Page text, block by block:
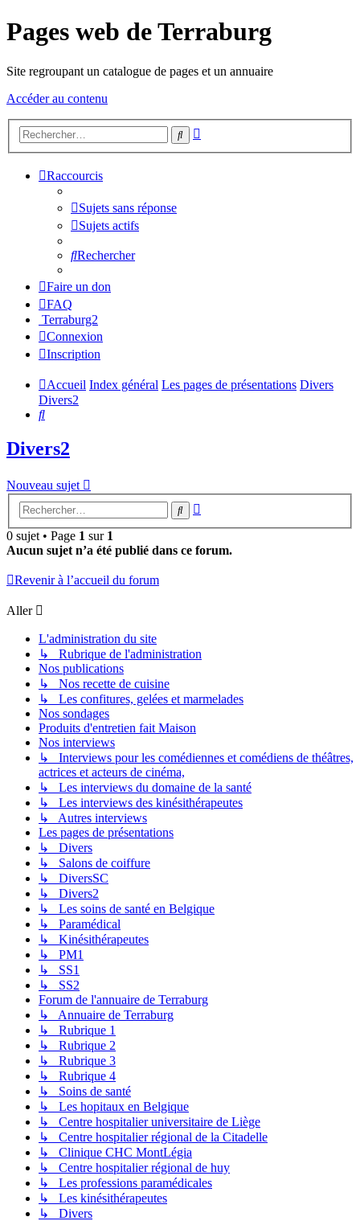
Pages web de Terraburg
Site regroupant un catalogue de pages et un annuaire
Accéder au contenu
Rechercher
Raccourcis
Sujets sans réponse
Sujets actifs
Rechercher
Faire un don
FAQ
Terraburg2
Connexion
Inscription
Accueil Index général Les pages de présentations Divers
Divers2
Rechercher
Divers2
Nouveau sujet
Rechercher
0 sujet • Page 1 sur 1
Aucun sujet n’a été publié dans ce forum.
Revenir à l’accueil du forum
Aller
L'administration du site
↳ Rubrique de l'administration
Nos publications
↳ Nos recette de cuisine
↳ Les confitures, gelées et marmelades
Nos sondages
Produits d'entretien fait Maison
Nos interviews
↳ Interviews pour les comédiennes et comédiens de théâtres,
actrices et acteurs de cinéma,
↳ Les interviews du domaine de la santé
↳ Les interviews des kinésithérapeutes
↳ Autres interviews
Les pages de présentations
↳ Divers
↳ Salons de coiffure
↳ DiversSC
↳ Divers2
↳ Les soins de santé en Belgique
↳ Paramédical
↳ Kinésithérapeutes
↳ PM1
↳ SS1
↳ SS2
Forum de l'annuaire de Terraburg
↳ Annuaire de Terraburg
↳ Rubrique 1
↳ Rubrique 2
↳ Rubrique 3
↳ Rubrique 4
↳ Soins de santé
↳ Les hopitaux en Belgique
↳ Centre hospitalier universitaire de Liège
↳ Centre hospitalier régional de la Citadelle
↳ Clinique CHC MontLégia
↳ Centre hospitalier régional de huy
↳ Les professions paramédicales
↳ Les kinésithérapeutes
↳ Divers